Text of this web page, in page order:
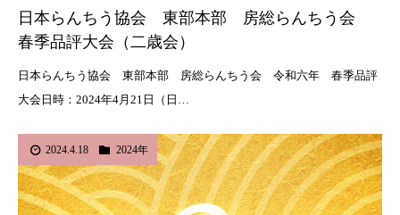
日本らんちう協会 東部本部 房総らんちう会
春季品評大会（二歳会）
日本らんちう協会 東部本部 房総らんちう会 令和六年 春季品評
大会日時：2024年4月21日（日…
2024.4.18 2024年